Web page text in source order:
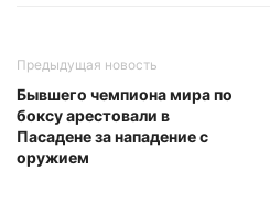
Предыдущая новость
Бывшего чемпиона мира по
боксу арестовали в
Пасадене за нападение с
оружием